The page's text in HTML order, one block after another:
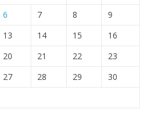
6 7 8
9
13 14 15
16
20 21 22
23
27 28 29
30